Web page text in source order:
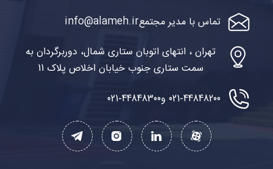
تماس با مدیر مجتمعinfo@alameh.ir
تهران ، انتهای اتوبان ستاری شمال، دوربرگردان به
سمت ستاری جنوب خیابان اخلاص پلاک 11
021-44848200 و 021-44848300